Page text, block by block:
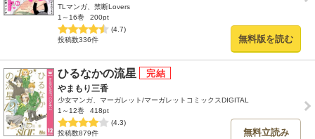
TLマンガ、禁断Lovers
1～16巻
200pt
(4.7)
投稿数336件
無料版を読む
ひるなかの流星
やまもり三香
少女マンガ、マーガレット/マーガレットコミックスDIGITAL
1～12巻
418pt
(4.3)
投稿数879件
無料立読み